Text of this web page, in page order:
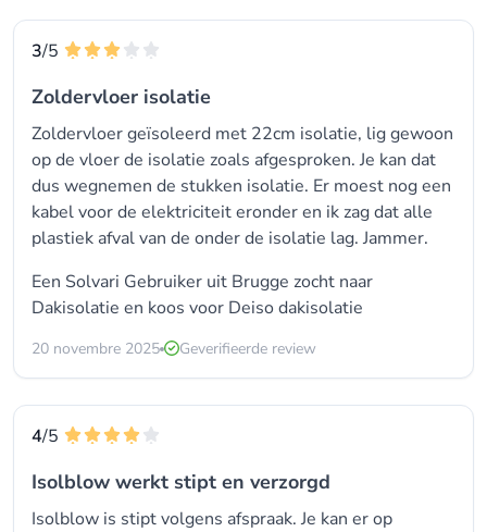
3/5
Zoldervloer isolatie
Zoldervloer geïsoleerd met 22cm isolatie, lig gewoon
op de vloer de isolatie zoals afgesproken. Je kan dat
dus wegnemen de stukken isolatie. Er moest nog een
kabel voor de elektriciteit eronder en ik zag dat alle
plastiek afval van de onder de isolatie lag. Jammer.
Een Solvari Gebruiker uit Brugge zocht naar
Dakisolatie en koos voor Deiso dakisolatie
20 novembre 2025 Geverifieerde review
4/5
Isolblow werkt stipt en verzorgd
Isolblow is stipt volgens afspraak. Je kan er op